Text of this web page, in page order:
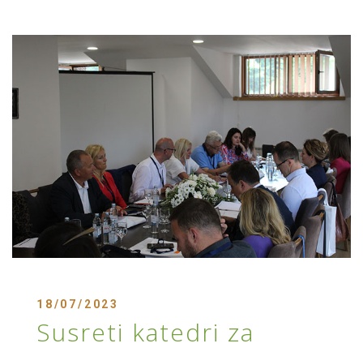
18/07/2023
Susreti katedri za